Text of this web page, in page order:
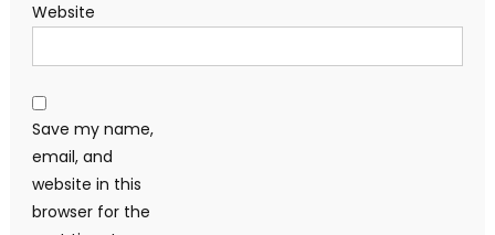
Website
Save my name,
email, and
website in this
browser for the